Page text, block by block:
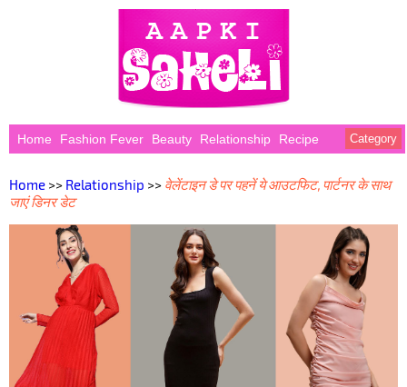
Home Fashion Fever Beauty Relationship Recipe Category
Home >> Relationship >> वेलेंटाइन डे पर पहनें ये आउटफिट, पार्टनर के साथ
जाएं डिनर डेट